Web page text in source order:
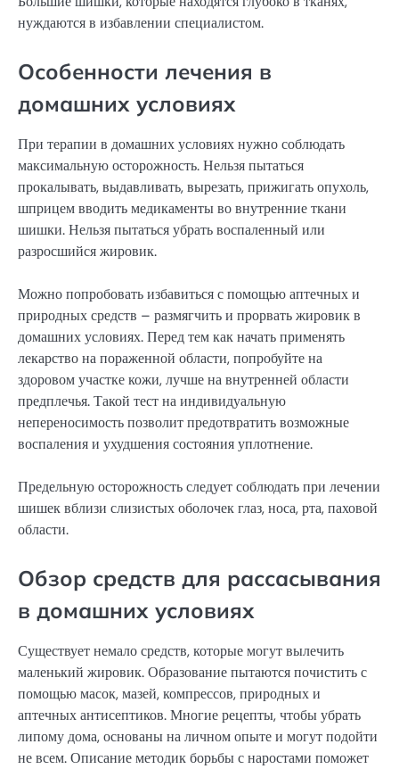
нуждаются в избавлении специалистом.
Особенности лечения в
домашних условиях
При терапии в домашних условиях нужно соблюдать
максимальную осторожность. Нельзя пытаться
прокалывать, выдавливать, вырезать, прижигать опухоль,
шприцем вводить медикаменты во внутренние ткани
шишки. Нельзя пытаться убрать воспаленный или
разросшийся жировик.
Можно попробовать избавиться с помощью аптечных и
природных средств – размягчить и прорвать жировик в
домашних условиях. Перед тем как начать применять
лекарство на пораженной области, попробуйте на
здоровом участке кожи, лучше на внутренней области
предплечья. Такой тест на индивидуальную
непереносимость позволит предотвратить возможные
воспаления и ухудшения состояния уплотнение.
Предельную осторожность следует соблюдать при лечении
шишек вблизи слизистых оболочек глаз, носа, рта, паховой
области.
Обзор средств для рассасывания
в домашних условиях
Существует немало средств, которые могут вылечить
маленький жировик. Образование пытаются почистить с
помощью масок, мазей, компрессов, природных и
аптечных антисептиков. Многие рецепты, чтобы убрать
липому дома, основаны на личном опыте и могут подойти
не всем. Описание методик борьбы с наростами поможет